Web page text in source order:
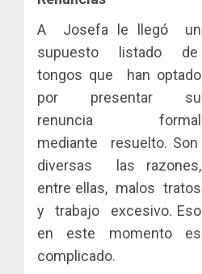
A Josefa le llegó un
supuesto listado de
tongos que han optado
por presentar su
renuncia formal
mediante resuelto. Son
diversas las razones,
entre ellas, malos tratos
y trabajo excesivo. Eso
en este momento es
complicado.